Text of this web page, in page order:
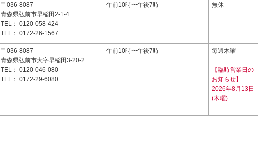
〒036-8087
青森県弘前市早稲田2-1-4
TEL： 0120-058-424
TEL： 0172-26-1567
午前10時〜午後7時 無休
〒036-8087
青森県弘前市大字早稲田3-20-2
TEL： 0120-046-080
TEL： 0172-29-6080
午前10時〜午後7時 毎週木曜
【臨時営業日の
お知らせ】
2026年8月13日
(木曜)